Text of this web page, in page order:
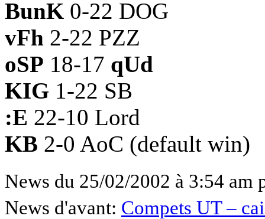
BunK 0-22 DOG
vFh 2-22 PZZ
oSP 18-17 qUd
KIG 1-22 SB
:E 22-10 Lord
KB 2-0 AoC (default win)
News du 25/02/2002 à 3:54 am
News d'avant: Compets UT –